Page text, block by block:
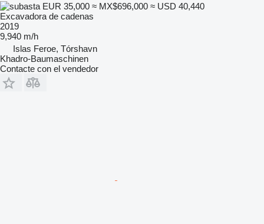
EUR 35,000 ≈ MX$696,000 ≈ USD 40,440
Excavadora de cadenas
2019
9,940 m/h
Islas Feroe, Tórshavn
Khadro-Baumaschinen
Contacte con el vendedor